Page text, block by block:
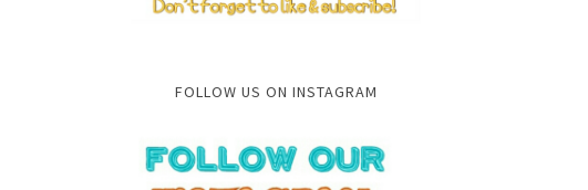
FOLLOW US ON INSTAGRAM